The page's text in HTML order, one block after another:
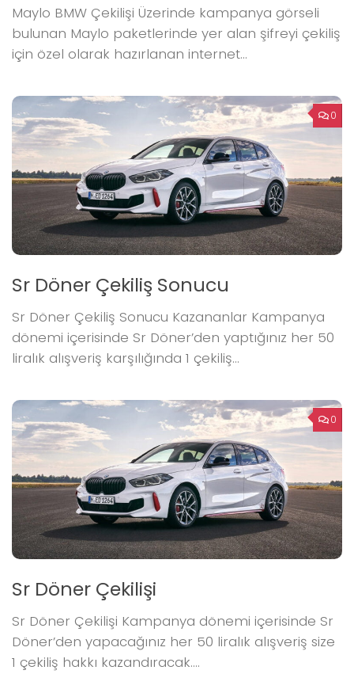
Maylo BMW Çekilişi Üzerinde kampanya görseli
bulunan Maylo paketlerinde yer alan şifreyi çekiliş
için özel olarak hazırlanan internet...
0
Sr Döner Çekiliş Sonucu
Sr Döner Çekiliş Sonucu Kazananlar Kampanya
dönemi içerisinde Sr Döner’den yaptığınız her 50
liralık alışveriş karşılığında 1 çekiliş...
0
Sr Döner Çekilişi
Sr Döner Çekilişi Kampanya dönemi içerisinde Sr
Döner’den yapacağınız her 50 liralık alışveriş size
1 çekiliş hakkı kazandıracak....